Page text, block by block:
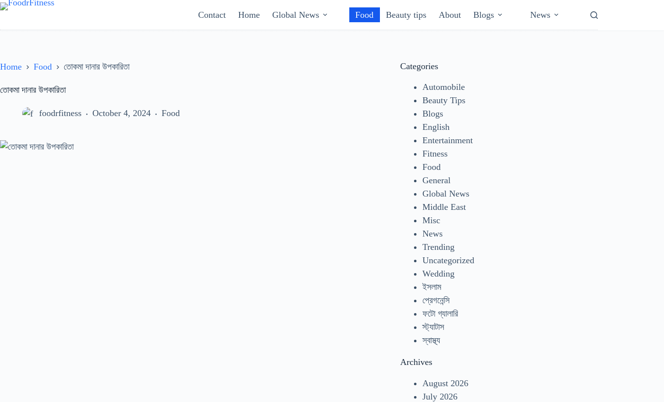
Skip
content
Contact Home Global News Food Beauty tips About Blogs News
Home Food তোকমা দানার উপকারিতা
তোকমা দানার উপকারিতা
foodrfitness October 4, 2024 Food
Categories
Automobile
Beauty Tips
Blogs
English
Entertainment
Fitness
Food
General
Global News
Middle East
Misc
News
Trending
Uncategorized
Wedding
ইসলাম
প্রেগনেন্সি
ফটো গ্যালারি
স্ট্যাটাস
স্বাস্থ্য
Archives
August 2026
July 2026